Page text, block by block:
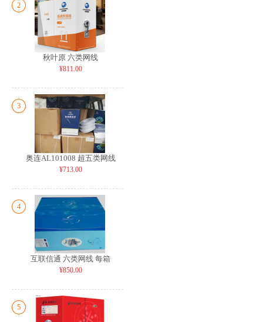
2
秋叶原 六类网线
¥811.00
3
奥连AL101008 超五类网线
¥713.00
4
互联信通 六类网线 每箱
¥850.00
5